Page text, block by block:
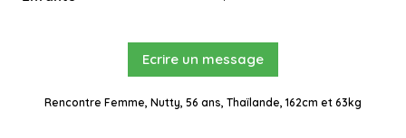
Ecrire un message
Rencontre Femme, Nutty, 56 ans, Thaïlande, 162cm et 63kg